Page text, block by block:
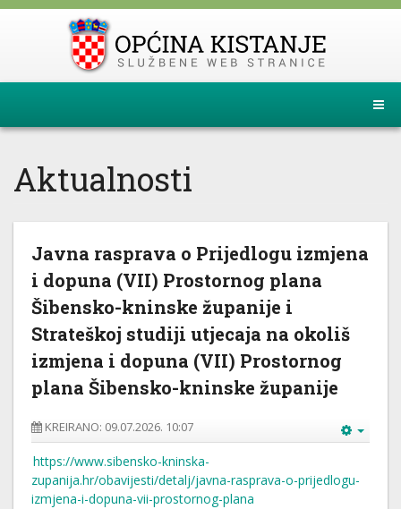
Aktualnosti
Javna rasprava o Prijedlogu izmjena
i dopuna (VII) Prostornog plana
Šibensko-kninske županije i
Strateškoj studiji utjecaja na okoliš
izmjena i dopuna (VII) Prostornog
plana Šibensko-kninske županije
KREIRANO: 09.07.2026. 10:07
https://www.sibensko-kninska-
zupanija.hr/obavijesti/detalj/javna-rasprava-o-prijedlogu-
izmjena-i-dopuna-vii-prostornog-plana